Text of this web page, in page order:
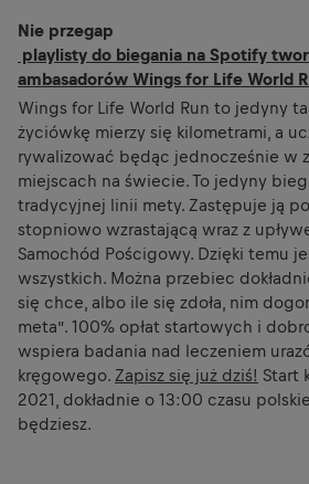
Nie przegap
playlisty do biegania na Spotify
ambasadorów Wings for Life World
Wings for Life World Run to jedyny
życiówkę mierzy się kilometrami, a
rywalizować będąc jednocześnie w
miejscach na świecie. To jedyny
tradycyjnej linii mety. Zastępuje ją
stopniowo wzrastającą wraz z
Samochód Pościgowy. Dzięki temu
wszystkich. Można przebiec
się chce, albo ile się zdoła, nim
meta”. 100% opłat startowych i
wspiera badania nad leczeniem
kręgowego. Zapisz się już dziś! Start
2021, dokładnie o 13:00 czasu
będziesz.